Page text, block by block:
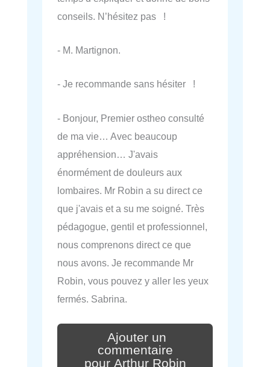
conseils. N’hésitez pas !
- M. Martignon.
- Je recommande sans hésiter !
- Bonjour, Premier ostheo consulté
de ma vie… Avec beaucoup
appréhension… J'avais
énormément de douleurs aux
lombaires. Mr Robin a su direct ce
que j'avais et a su me soigné. Très
pédagogue, gentil et professionnel,
nous comprenons direct ce que
nous avons. Je recommande Mr
Robin, vous pouvez y aller les yeux
fermés. Sabrina.
Ajouter un
commentaire
pour Arthur Robin